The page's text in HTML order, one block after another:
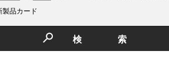
製品カード
検索